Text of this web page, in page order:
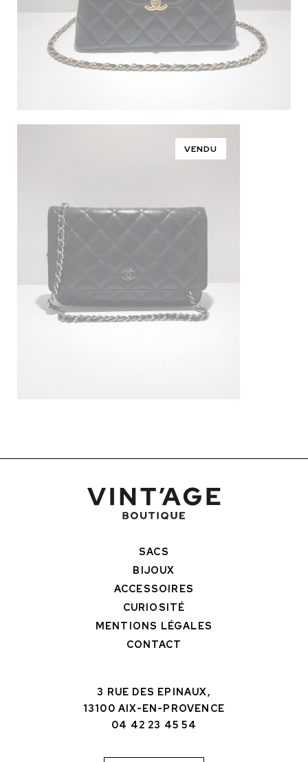
VENDU
SACS
BIJOUX
ACCESSOIRES
CURIOSITÉ
MENTIONS LÉGALES
CONTACT
3 RUE DES EPINAUX,
13100 AIX-EN-PROVENCE
04 42 23 45 54